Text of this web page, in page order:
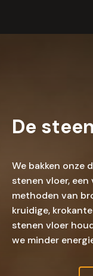
De
We bakken onze
stenen vloer,
methoden van
kruidige,
stenen vloer
we minder